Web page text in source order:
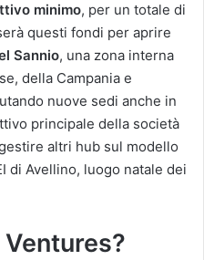
minimo, per un totale di
questi fondi per aprire
Sannio, una zona interna
della Campania e
nuove sedi anche in
principale della società
altri hub sul modello
di Avellino, luogo natale dei